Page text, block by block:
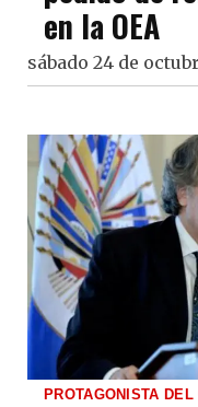
en la OEA
sábado 24 de
PROTAGONISTA